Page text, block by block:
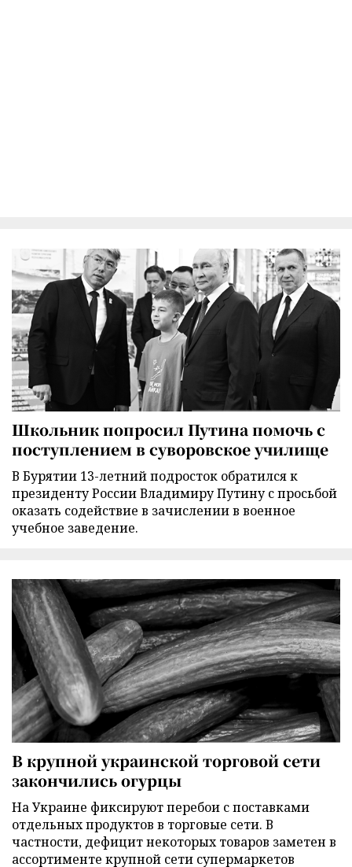
Школьник попросил Путина помочь с
поступлением в суворовское училище
В Бурятии 13-летний подросток обратился к
президенту России Владимиру Путину с просьбой
оказать содействие в зачислении в военное
учебное заведение.
В крупной украинской торговой сети
закончились огурцы
На Украине фиксируют перебои с поставками
отдельных продуктов в торговые сети. В
частности, дефицит некоторых товаров заметен в
ассортименте крупной сети супермаркетов